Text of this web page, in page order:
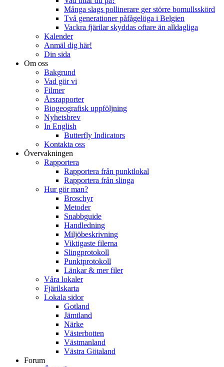
Många slags pollinerare ger större bomullsskörd
Två generationer påfågelöga i Belgien
Vackra fjärilar skyddas oftare än alldagliga
Kalender
Anmäl dig här!
Din sida
Om oss
Bakgrund
Vad gör vi
Filmer
Årsrapporter
Biogeografisk uppföljning
Nyhetsbrev
In English
Butterfly Indicators
Kontakta oss
Övervakningen
Rapportera
Rapportera från punktlokal
Rapportera från slinga
Hur gör man?
Broschyr
Metoder
Snabbguide
Handledning
Miljöbeskrivning
Viktigaste filerna
Slingprotokoll
Punktprotokoll
Länkar & mer filer
Våra lokaler
Fjärilskarta
Lokala sidor
Gotland
Jämtland
Närke
Västerbotten
Västmanland
Västra Götaland
Forum